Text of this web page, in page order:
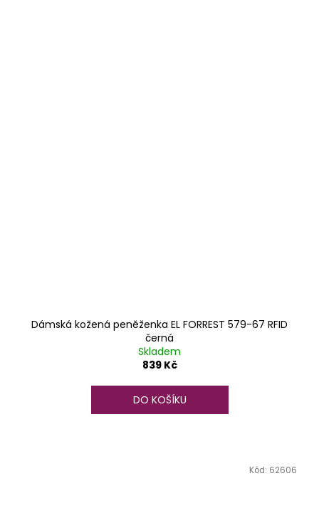
Dámská kožená peněženka EL FORREST 579-67 RFID
černá
Skladem
839 Kč
DO KOŠÍKU
Kód: 62606